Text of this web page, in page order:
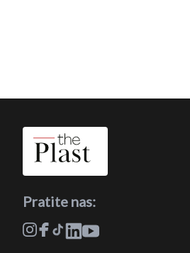
Pratite nas: